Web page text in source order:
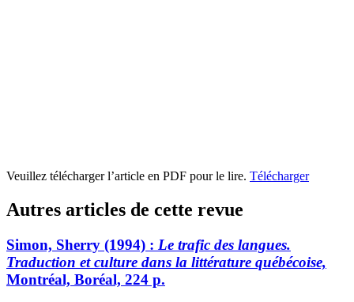
Veuillez télécharger l’article en PDF pour le lire. Télécharger
Autres articles de cette revue
Simon, Sherry (1994) : Le trafic des langues.
Traduction et culture dans la littérature québécoise,
Montréal, Boréal, 224 p.